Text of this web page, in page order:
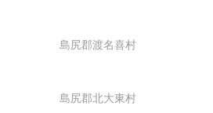
島尻郡渡名喜村
島尻郡北大東村